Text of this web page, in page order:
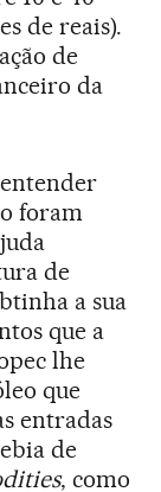
de reais).
de
da
foram
de
a sua
que a
lhe
que
entradas
de
, como